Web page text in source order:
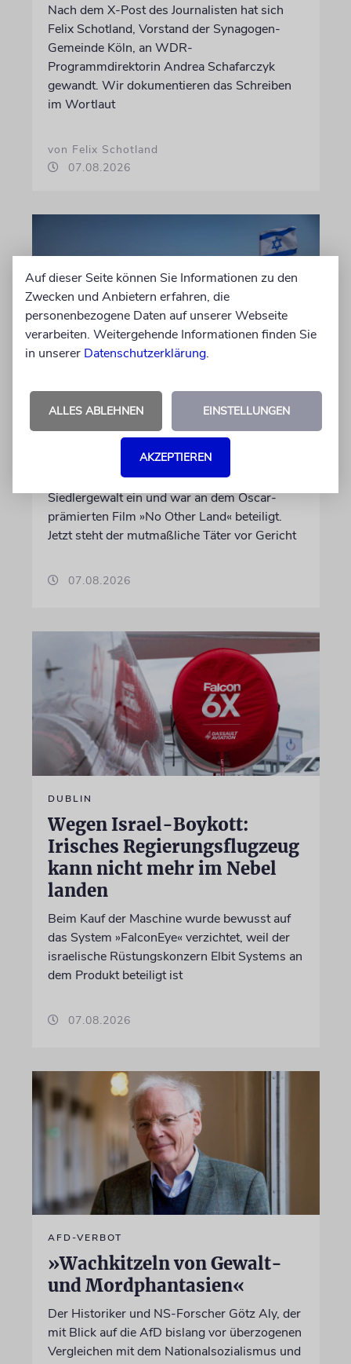
Nach dem X-Post des Journalisten hat sich
Felix Schotland, Vorstand der Synagogen-
Gemeinde Köln, an WDR-
Programmdirektorin Andrea Schafarczyk
gewandt. Wir dokumentieren das Schreiben
im Wortlaut
von Felix Schotland
07.08.2026
Israelischer Siedler wegen
Tötung eines Palästinensers
Der getötete Aktivist setzte sich gegen
Siedlergewalt ein und war an dem Oscar-
prämierten Film »No Other Land« beteiligt.
Jetzt steht der mutmaßliche Täter vor Gericht
07.08.2026
DUBLIN
Wegen Israel-Boykott:
Irisches Regierungsflugzeug
kann nicht mehr im Nebel
landen
Beim Kauf der Maschine wurde bewusst auf
das System »FalconEye« verzichtet, weil der
israelische Rüstungskonzern Elbit Systems an
dem Produkt beteiligt ist
07.08.2026
AFD-VERBOT
»Wachkitzeln von Gewalt-
und Mordphantasien«
Der Historiker und NS-Forscher Götz Aly, der
mit Blick auf die AfD bislang vor überzogenen
Vergleichen mit dem Nationalsozialismus und
Auf dieser Seite können Sie Informationen zu den
Zwecken und Anbietern erfahren, die
personenbezogene Daten auf unserer Webseite
verarbeiten. Weitergehende Informationen finden Sie
in unserer Datenschutzerklärung.
ALLES ABLEHNEN EINSTELLUNGEN
AKZEPTIEREN